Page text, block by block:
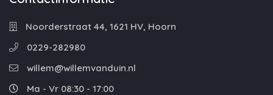
Noorderstraat 44, 1621 HV, Hoorn
0229-282980
willem@willemvanduin.nl
Ma - Vr 08:30 - 17:00